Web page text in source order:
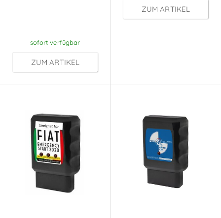
sofort verfügbar
ZUM ARTIKEL
ZUM ARTIKEL